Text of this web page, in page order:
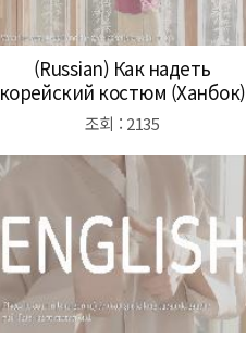
(Russian) Как надеть
корейский костюм (Ханбок)
조회 : 2135